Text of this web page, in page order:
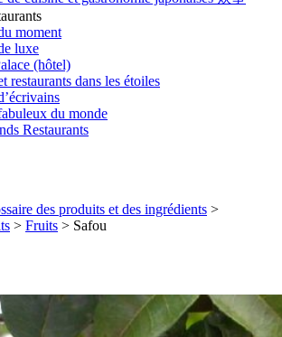
moment
luxe
(hôtel)
restaurants dans les étoiles
du monde
Restaurants
des produits et des ingrédients >
> Fruits > Safou